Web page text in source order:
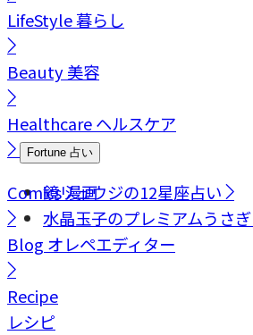
LifeStyle暮らし
Beauty美容
Healthcareヘルスケア
Fortune 占い
鏡リュウジの12星座占い
水晶玉子のプレミアムうさ
Comics漫画
Blog オレペエディター
Recipe
レシピ